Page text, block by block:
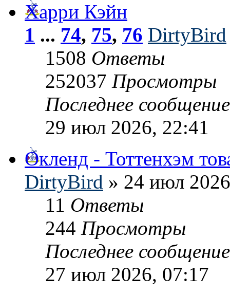
Харри Кэйн
1 ... 74, 75, 76 DirtyBird
1508 Ответы
252037 Просмотры
Последнее
29 июл 2026, 22:41
Окленд - Тоттенхэм
DirtyBird » 24 июл
11 Ответы
244 Просмотры
Последнее
27 июл 2026, 07:17